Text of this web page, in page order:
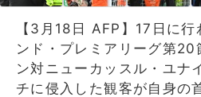
【3月18日 AFP】17日に
ンド・プレミアリーグ第20
ン対ニューカッスル・ユナ
チに侵入した観客が自身の